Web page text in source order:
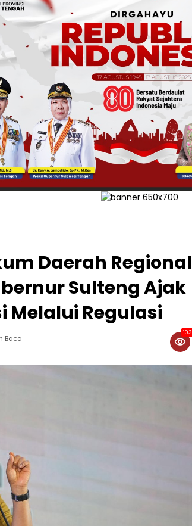
Daerah Regional
Sulteng Ajak
Melalui Regulasi
Baca
103